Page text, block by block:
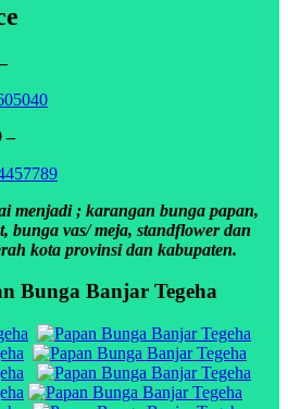
–
menjadi ; karangan bunga papan,
bunga vas/ meja, standflower dan
kota provinsi dan kabupaten.
Bunga Banjar Tegeha